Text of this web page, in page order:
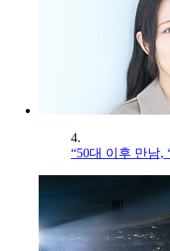
4.
“50대 이후 만남,